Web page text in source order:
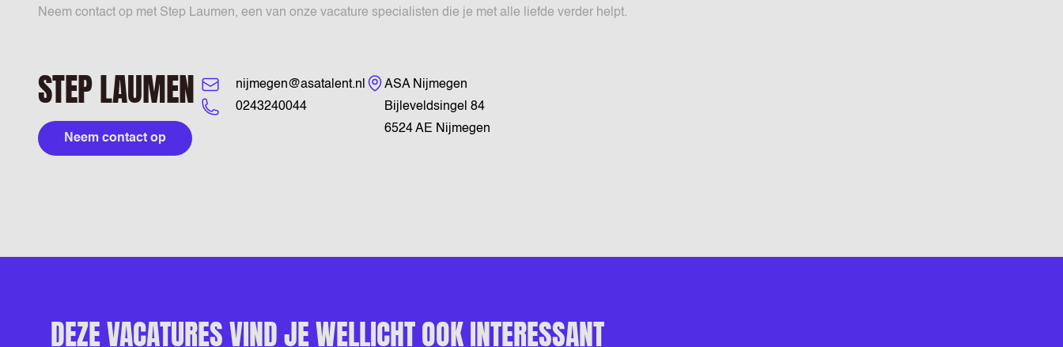
Neem contact op met Step Laumen, een van onze vacature specialisten die je met alle liefde verder helpt.
STEP LAUMEN
Neem contact op
nijmegen@asatalent.nl
0243240044
Bezoekadres
ASA Nijmegen
Bijleveldsingel 84
6524 AE Nijmegen
DEZE VACATURES VIND JE WELLICHT OOK INTERESSANT